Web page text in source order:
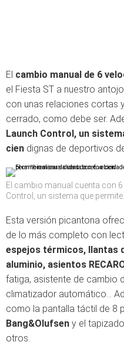
El cambio manual de 6
el Fiesta ST a nuestro
con unas relaciones cortas
cerrado, como debe ser.
Launch Control, un
cien dignas de deportivos
El cambio manual cuenta con
Control, un sistema que
Esta versión picantona
de lo más completo con
espejos térmicos, llantas
aluminio, asientos
fatiga, asistente de cambio
climatizador automático...
como la pantalla táctil de 8
Bang&Olufsen y el
otros.